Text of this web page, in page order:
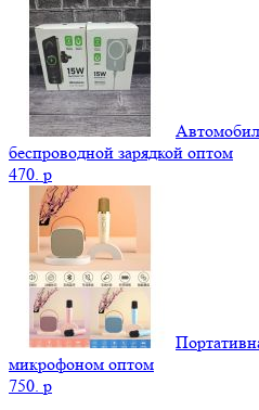
беспроводной зарядкой оптом
470. p
микрофоном оптом
750. p